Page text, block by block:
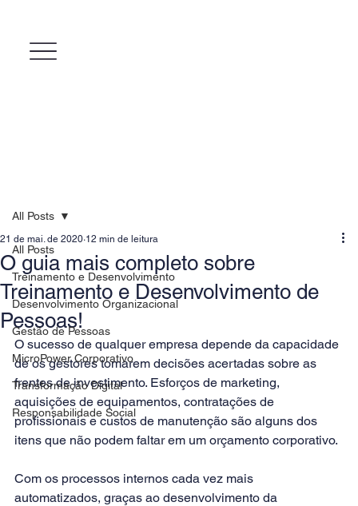
All Posts
Treinamento e Desenvolvimento
Desenvolvimento Organizacional
Gestão de Pessoas
MicroPower Corporativo
Transformação Digital
Responsabilidade Social
All Posts
O guia mais completo sobre
Treinamento e Desenvolvimento de
Pessoas!
21 de mai. de 2020 12 min de leitura
O sucesso de qualquer empresa depende da capacidade
de os gestores tomarem decisões acertadas sobre as
frentes de investimento. Esforços de marketing,
aquisições de equipamentos, contratações de
profissionais e custos de manutenção são alguns dos
itens que não podem faltar em um orçamento corporativo.
Com os processos internos cada vez mais
automatizados, graças ao desenvolvimento da